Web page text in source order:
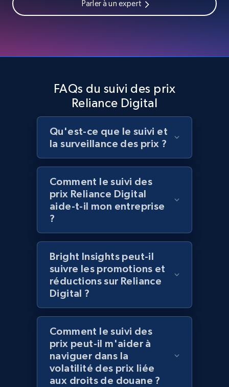
specified UPC
Sku, Product id, Product name, Manufacturer,
and more.
Home Depot US - Discovery products by
specific category URL
URL, Domain, Country code, Model number,
Sku, Product id, Product name, Manufacturer,
and more.
2.1K+ 355+ Commencer
Amazon products global dataset
Title, Seller name, Brand, Description, Initial
price, Currency, Availability, Reviews count, and
2.1K+ 375+ Commencer
Parler à un expert
FAQs du suivi des prix
Reliance Digital
Qu'est-ce que le suivi et
la surveillance des prix ?
Comment le suivi des
prix Reliance Digital
aide-t-il mon entreprise
?
Bright Insights peut-il
suivre les promotions et
réductions sur Reliance
Digital ?
Comment le suivi des
prix peut-il m'aider à
naviguer dans la
volatilité des prix liée
aux droits de douane ?